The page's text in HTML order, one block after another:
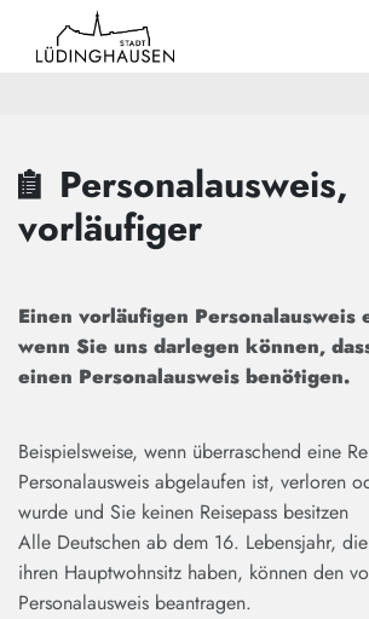
Zum Header
Zum Hauptinhalt
Zum Footer
Zum Hauptinhalt springen
Personalausweis,
vorläufiger
Einen vorläufigen Personalausweis
wenn Sie uns darlegen können,
einen Personalausweis benötigen.
Beispielsweise, wenn überraschend eine
Personalausweis abgelaufen ist, verloren
wurde und Sie keinen Reisepass besitzen
Alle Deutschen ab dem 16. Lebensjahr,
ihren Hauptwohnsitz haben, können den
Personalausweis beantragen.